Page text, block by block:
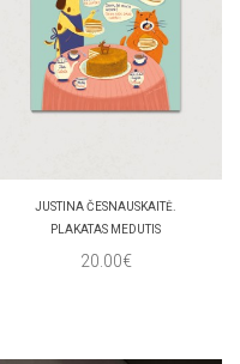
JUSTINA ČESNAUSKAITĖ.
PLAKATAS MEDUTIS
20.00€